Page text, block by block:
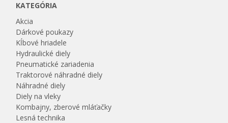
KATEGÓRIA
Akcia
Dárkové poukazy
Kĺbové hriadele
Hydraulické diely
Pneumatické zariadenia
Traktorové náhradné diely
Náhradné diely
Diely na vleky
Kombajny, zberové mláťačky
Lesná technika